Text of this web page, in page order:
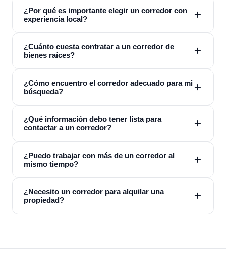
¿Por qué es importante elegir un corredor con
experiencia local?
¿Cuánto cuesta contratar a un corredor de
bienes raíces?
¿Cómo encuentro el corredor adecuado para mi
búsqueda?
¿Qué información debo tener lista para
contactar a un corredor?
¿Puedo trabajar con más de un corredor al
mismo tiempo?
¿Necesito un corredor para alquilar una
propiedad?